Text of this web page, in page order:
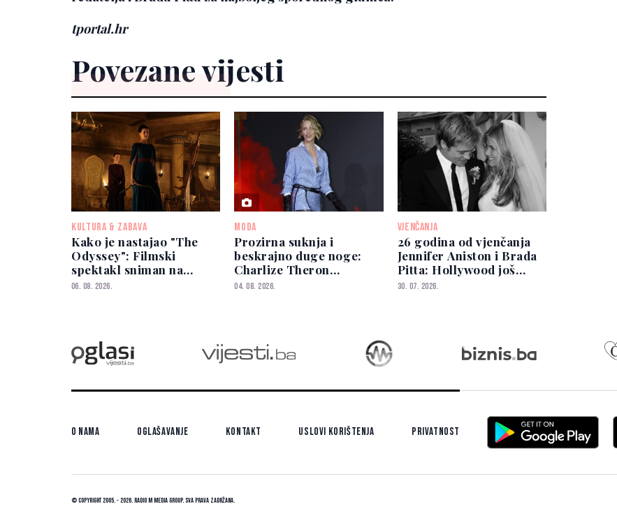
tportal.hr
Povezane vijesti
KULTURA & ZABAVA
Kako je nastajao "The
Odyssey": Filmski
spektakl sniman na
lokacijama širom svijeta
06. 08. 2026.
MODA
Prozirna suknja i
beskrajno duge noge:
Charlize Theron
iznenadila modnim
04. 08. 2026.
VJENČANJA
26 godina od vjenčanja
Jennifer Aniston i Brada
Pitta: Hollywood još
pamti taj spektakl
30. 07. 2026.
O nama Oglašavanje Kontakt Uslovi korištenja Privatnost
© Copyright 2005. - 2026. Radio M Media Group.Sva prava zadržana.